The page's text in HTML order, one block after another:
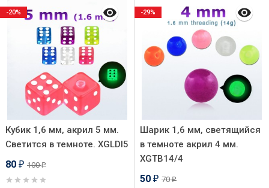
Кубик 1,6 мм, акрил 5 мм.
Светится в темноте. XGLDI5
80 ₽ 100₽
-20%
Шарик 1,6 мм, светящийся
в темноте акрил 4 мм.
XGTB14/4
50 ₽ 70₽
-29%